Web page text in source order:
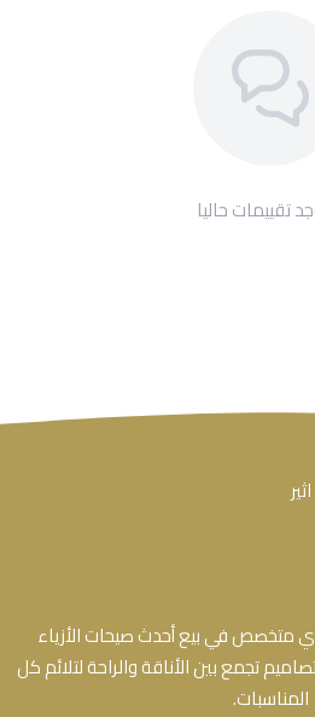
تقييمات حاليا
متخصص في بيع أحدث صيحات الأزياء
تجمع بين الأناقة والراحة لتلائم كل
المناسبات.